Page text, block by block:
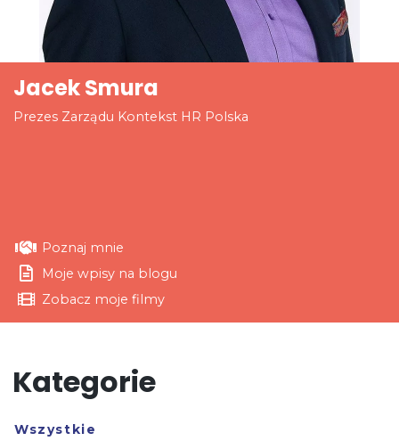
Jacek Smura
Prezes Zarządu Kontekst HR Polska
Poznaj mnie
Moje wpisy na blogu
Zobacz moje filmy
Kategorie
Wszystkie